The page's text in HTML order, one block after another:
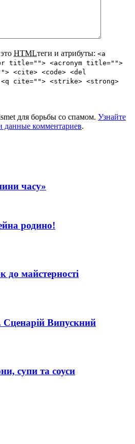
HTMLтеги и атрибуты: <a
title=""> <acronym title="">
<cite> <code> <del
<q cite=""> <strike> <strong>
для борьбы со спамом. Узнайте
данные комментариев.
часу»
родино!
до майстерності
Сценарій Випускний
супи та соуси